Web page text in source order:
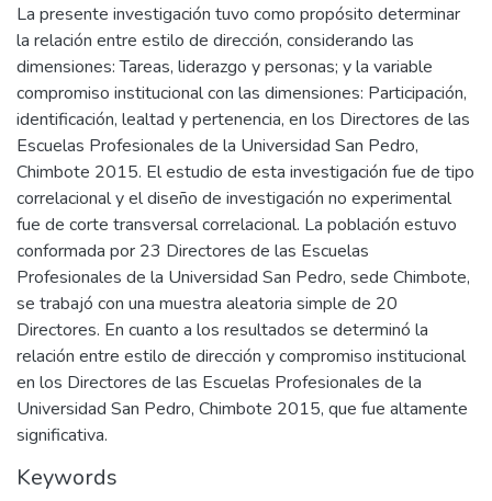
La presente investigación tuvo como propósito determinar
la relación entre estilo de dirección, considerando las
dimensiones: Tareas, liderazgo y personas; y la variable
compromiso institucional con las dimensiones: Participación,
identificación, lealtad y pertenencia, en los Directores de las
Escuelas Profesionales de la Universidad San Pedro,
Chimbote 2015. El estudio de esta investigación fue de tipo
correlacional y el diseño de investigación no experimental
fue de corte transversal correlacional. La población estuvo
conformada por 23 Directores de las Escuelas
Profesionales de la Universidad San Pedro, sede Chimbote,
se trabajó con una muestra aleatoria simple de 20
Directores. En cuanto a los resultados se determinó la
relación entre estilo de dirección y compromiso institucional
en los Directores de las Escuelas Profesionales de la
Universidad San Pedro, Chimbote 2015, que fue altamente
significativa.
Keywords